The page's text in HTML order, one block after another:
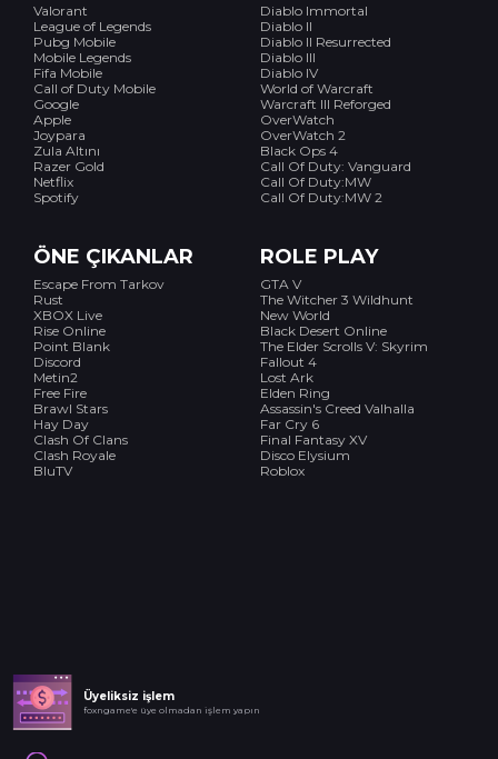
Valorant
League of Legends
Pubg Mobile
Mobile Legends
Fifa Mobile
Call of Duty Mobile
Google
Apple
Joypara
Zula Altını
Razer Gold
Netflix
Spotify
Diablo Immortal
Diablo II
Diablo II Resurrected
Diablo III
Diablo IV
World of Warcraft
Warcraft III Reforged
OverWatch
OverWatch 2
Black Ops 4
Call Of Duty: Vanguard
Call Of Duty:MW
Call Of Duty:MW 2
ÖNE ÇIKANLAR
Escape From Tarkov
Rust
XBOX Live
Rise Online
Point Blank
Discord
Metin2
Free Fire
Brawl Stars
Hay Day
Clash Of Clans
Clash Royale
BluTV
ROLE PLAY
GTA V
The Witcher 3 Wildhunt
New World
Black Desert Online
The Elder Scrolls V: Skyrim
Fallout 4
Lost Ark
Elden Ring
Assassin's Creed Valhalla
Far Cry 6
Final Fantasy XV
Disco Elysium
Roblox
Üyeliksiz işlem
foxngame'e üye olmadan işlem yapın